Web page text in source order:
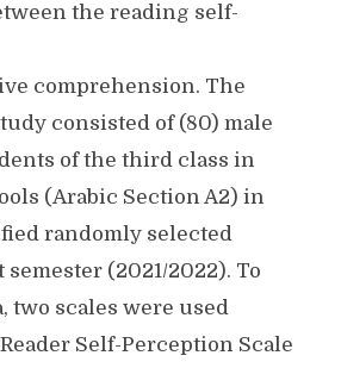
the reading self-
comprehension. The
consisted of (80) male
of the third class in
(Arabic Section A2) in
randomly selected
(2021/2022). To
two scales were used
Self-Perception Scale